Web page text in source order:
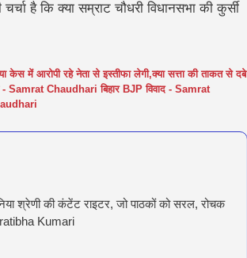
है किक्या सम्राट चौधरी विधानसभा की कुर्सी
केस में आरोपी रहे नेता से इस्तीफा लेगी,क्या सत्ता की ताकत से दबे
Samrat Chaudhari बिहार BJP विवाद - Samrat
श्रेणी की कंटेंट राइटर, जो पाठकों को सरल, रोचक
Kumari